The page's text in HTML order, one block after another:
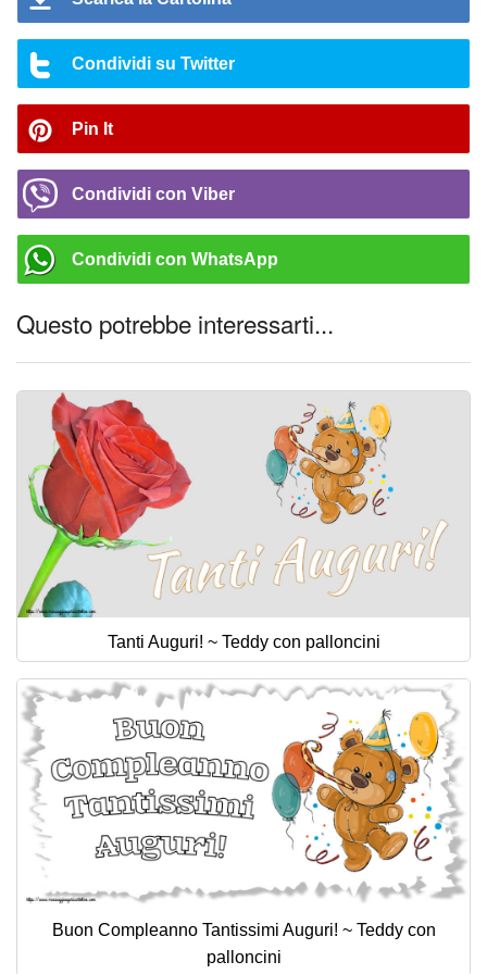
Condividi su Twitter
Pin It
Condividi con Viber
Condividi con WhatsApp
Questo potrebbe interessarti...
Tanti Auguri! ~ Teddy con palloncini
Buon Compleanno Tantissimi Auguri! ~ Teddy con
palloncini